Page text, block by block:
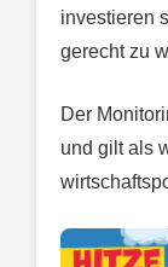
investieren
gerecht zu
Der
und gilt als